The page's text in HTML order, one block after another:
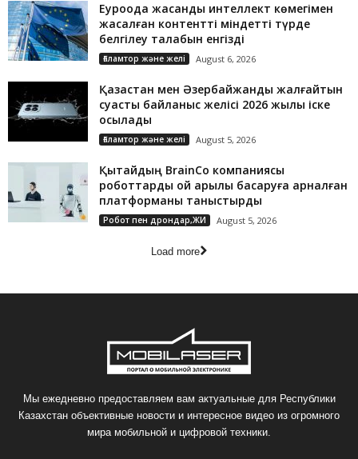
Еуроодақ жасанды интеллект көмегімен
жасалған контентті міндетті түрде
белгілеу талабын енгізді
Ғаламтор және желі August 6, 2026
Қазақстан мен Әзербайжанды жалғайтын
суасты байланыс желісі 2026 жылы іске
қосылады
Ғаламтор және желі August 5, 2026
Қытайдың BrainCo компаниясы
роботтарды ой арқылы басқаруға арналған
платформаны таныстырды
Робот пен дрондар,ЖИ August 5, 2026
Load more
Мы ежедневно предоставляем вам актуальные для Республики
Казахстан объективные новости и интересное видео из огромного
мира мобильной и цифровой техники.